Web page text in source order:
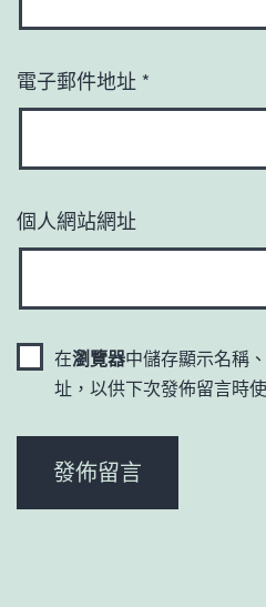
電子郵件地址 *
個人網站網址
在瀏覽器中儲存顯示名稱
址，以供下次發佈留言時